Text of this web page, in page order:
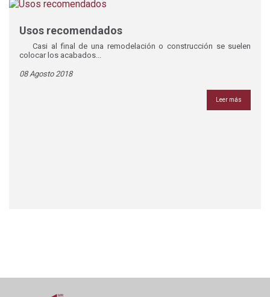
Usos recomendados
Casi al final de una remodelación o construcción se suelen
colocar los acabados...
08 Agosto 2018
Leer más